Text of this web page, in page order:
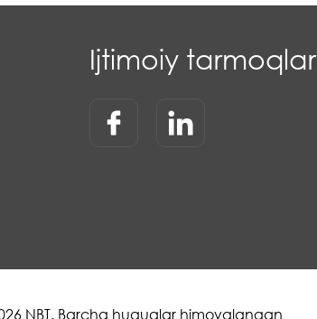
Ijtimoiy tarmoqlar
NBT. Barcha huquqlar himoyalangan